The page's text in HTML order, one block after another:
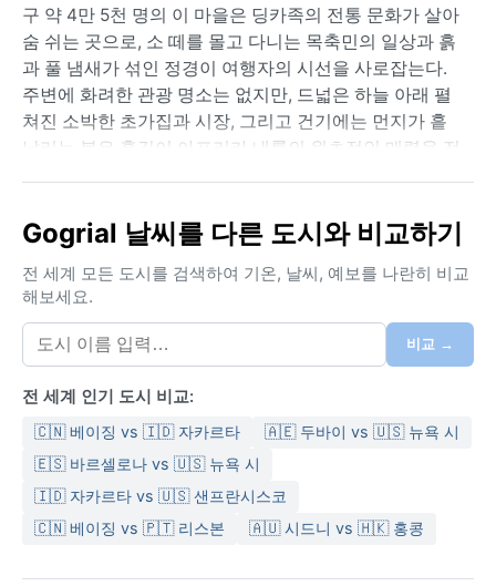
구 약 4만 5천 명의 이 마을은 딩카족의 전통 문화가 살아
숨 쉬는 곳으로, 소 떼를 몰고 다니는 목축민의 일상과 흙
과 풀 냄새가 섞인 정경이 여행자의 시선을 사로잡는다.
주변에 화려한 관광 명소는 없지만, 드넓은 하늘 아래 펼
쳐진 소박한 초가집과 시장, 그리고 건기에는 먼지가 흩
날리는 붉은 흙길이 아프리카 내륙의 원초적인 매력을 전
쾨펜 기후는 열대 사바나(Aw)로, 일 년 내내 고온이 지속
된다. 우기는 4월부터 10월까지이며 집중호우와 높은 습
도(80% 내외)가 특징이다. 낮 기온은 30~35℃까지 오르
고 밤에도 20℃ 이하로 떨어지지 않는다. 건기(11월~3
월)는 하루 종일 맑고 덥지만 습도가 낮아 체감 온도는 덜
찌는 편이다. 이 시기에는 북동쪽에서 불어오는 하르마탄
바람이 건조한 먼지를 실어와 하늘이 뿌옇게 흐려지기도
한다. 여행 시 가벼운 면 소재 옷, 모자, 선크림이 필수이
며, 우기에는 방수 재킷과 모기 기피제를 반드시 챙겨야
한다.
날씨만 고려한다면 가장 쾌적한 시기는 12월에서 2월 사
이의 건기 한복판이다. 비가 거의 내리지 않고 습도가 낮
Gogrial 날씨를 다른 도시와 비교하기
전 세계 모든 도시를 검색하여 기온, 날씨, 예보를 나란히 비교
해보세요.
비교 →
전 세계 인기 도시 비교:
🇨🇳 베이징 vs 🇮🇩 자카르타
🇦🇪 두바이 vs 🇺🇸 뉴욕 시
🇪🇸 바르셀로나 vs 🇺🇸 뉴욕 시
🇮🇩 자카르타 vs 🇺🇸 샌프란시스코
🇨🇳 베이징 vs 🇵🇹 리스본
🇦🇺 시드니 vs 🇭🇰 홍콩